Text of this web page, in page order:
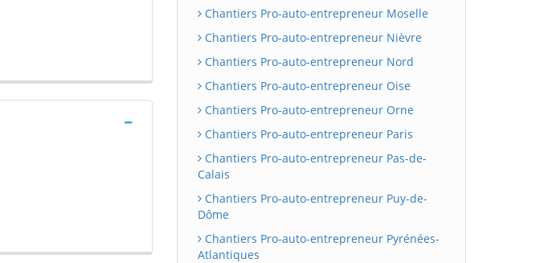
Chantiers Pro-auto-entrepreneur Moselle
Chantiers Pro-auto-entrepreneur Nièvre
Chantiers Pro-auto-entrepreneur Nord
Chantiers Pro-auto-entrepreneur Oise
Chantiers Pro-auto-entrepreneur Orne
Chantiers Pro-auto-entrepreneur Paris
Chantiers Pro-auto-entrepreneur Pas-de-
Calais
Chantiers Pro-auto-entrepreneur Puy-de-
Dôme
Chantiers Pro-auto-entrepreneur Pyrénées-
Atlantiques